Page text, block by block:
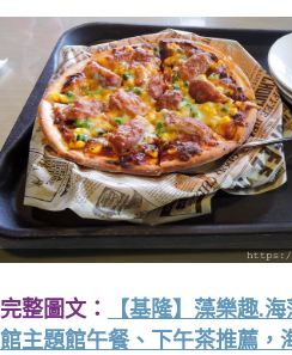
完整圖文：
【基隆】藻樂趣.
館主題館午餐、下午茶推薦，